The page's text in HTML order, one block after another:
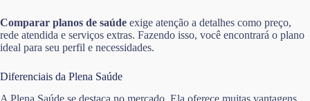
Comparar planos de saúde exige atenção a detalhes como preço,
rede atendida e serviços extras. Fazendo isso, você encontrará o plano
ideal para seu perfil e necessidades.
Diferenciais da Plena Saúde